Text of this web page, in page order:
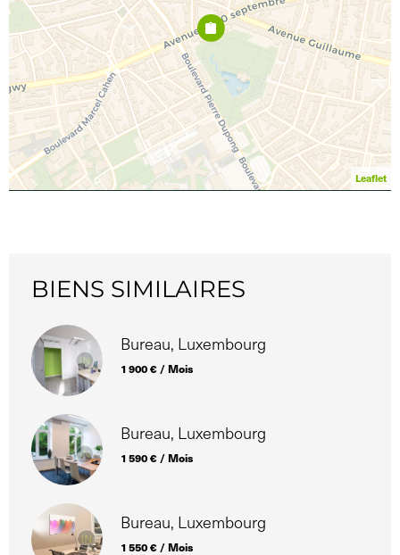
Leaflet
BIENS SIMILAIRES
Bureau, Luxembourg
1 900 € / Mois
Bureau, Luxembourg
1 590 € / Mois
Bureau, Luxembourg
1 550 € / Mois